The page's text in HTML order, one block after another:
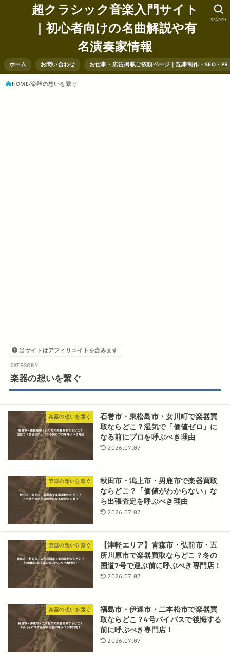
超クラシック音楽入門サイト
｜初心者向けの名曲解説や有
名演奏家情報
ホーム お問い合わせ お仕事・広告掲載ご依頼ページ｜記事制作・SEO・
SEARCH
HOME 楽器の想いを繋ぐ
当サイトはアフィリエイトを含みます
楽器の想いを繋ぐ
楽器の想いを繋ぐ
石巻市・東松島市・女川町で楽器買
取ならどこ？湿気で「価値ゼロ」に
なる前にプロを呼ぶべき理由
2026.07.07
楽器の想いを繋ぐ
秋田市・潟上市・男鹿市で楽器買取
ならどこ？「価値がわからない」な
ら出張査定を呼ぶべき理由
2026.07.07
楽器の想いを繋ぐ
【津軽エリア】青森市・弘前市・五
所川原市で楽器買取ならどこ？冬の
国道7号で運ぶ前に呼ぶべき専門店！
2026.07.07
楽器の想いを繋ぐ
福島市・伊達市・二本松市で楽器買
取ならどこ？4号バイパスで後悔する
前に呼ぶべき専門店！
2026.07.07